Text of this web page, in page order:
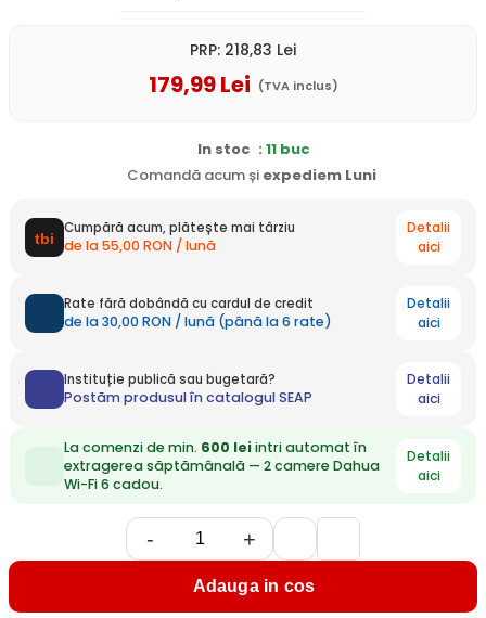
PRP: 218,83 Lei
179,99Lei (TVA inclus)
In stoc : 11 buc
Comandă acum și expediem Luni
Cumpără acum, plătește mai târziu
de la 55,00 RON / lună
Detalii
aici
Rate fără dobândă cu cardul de credit
de la 30,00 RON / lună (până la 6 rate)
Detalii
aici
Instituție publică sau bugetară?
Postăm produsul în catalogul SEAP
Detalii
aici
La comenzi de min. 600 leiintri automat în
extragerea săptămânală — 2 camere Dahua
Wi-Fi 6 cadou.
Detalii
aici
- +
Adauga in cos